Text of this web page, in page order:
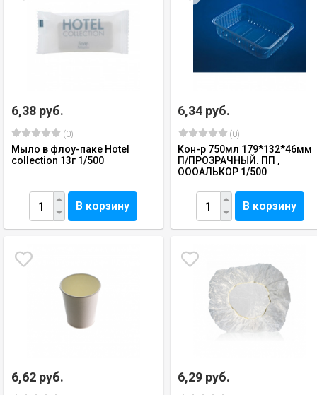
6,38 руб.
(0)
Мыло в флоу-паке Hotel
collection 13г 1/500
В корзину
6,34 руб.
(0)
Кон-р 750мл 179*132*46мм
П/ПРОЗРАЧНЫЙ. ПП ,
ОООАЛЬКОР 1/500
В корзину
6,62 руб. 6,29 руб.